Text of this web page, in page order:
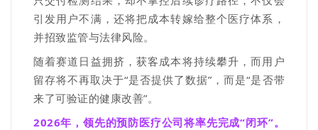
引发用户不满，还将把成本转嫁给整个医疗体系，
并招致监管与法律风险。
随着赛道日益拥挤，获客成本将持续攀升，而用户
留存将不再取决于“是否提供了数据” ，而是“是否带
来了可验证的健康改善”。
2026年，领先的预防医疗公司将率先完成“闭环”。